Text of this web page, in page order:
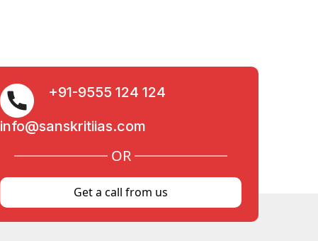
+91-9555 124 124
info@sanskritiias.com
OR
Get a call from us